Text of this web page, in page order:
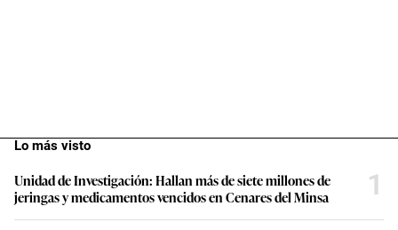
Lo más visto
Unidad de Investigación: Hallan más de siete millones de
jeringas y medicamentos vencidos en Cenares del Minsa
1